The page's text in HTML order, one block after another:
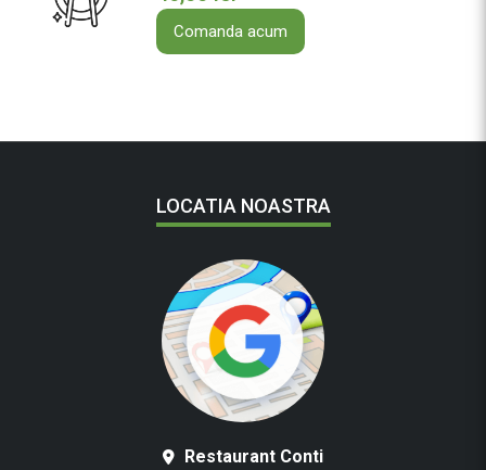
Comanda acum
LOCATIA NOASTRA
Restaurant Conti